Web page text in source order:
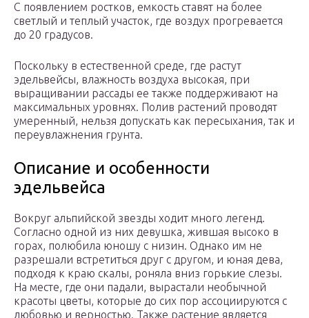
С появлением ростков, емкость ставят на более
светлый и теплый участок, где воздух прогревается
до 20 градусов.
Поскольку в естественной среде, где растут
эдельвейсы, влажность воздуха высокая, при
выращивании рассады ее также поддерживают на
максимальных уровнях. Полив растений проводят
умеренный, нельзя допускать как пересыхания, так и
переувлажнения грунта.
Описание и особенности
эдельвейса
Вокруг альпийской звезды ходит много легенд.
Согласно одной из них девушка, жившая высоко в
горах, полюбила юношу с низин. Однако им не
разрешали встретиться друг с другом, и юная дева,
подходя к краю скалы, роняла вниз горькие слезы.
На месте, где они падали, вырастали необычной
красоты цветы, которые до сих пор ассоциируются с
любовью и верностью. Также растение является